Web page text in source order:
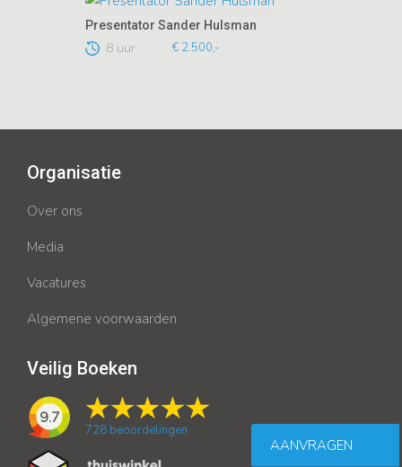
Presentator Sander Hulsman
8 uur € 2.500,-
AANVRAGEN
Organisatie
Over ons
Media
Vacatures
Algemene voorwaarden
Veilig Boeken
9.7
728 beoordelingen